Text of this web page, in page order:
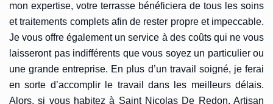
mon expertise, votre terrasse bénéficiera de tous les soins
et traitements complets afin de rester propre et impeccable.
Je vous offre également un service à des coûts qui ne vous
laisseront pas indifférents que vous soyez un particulier ou
une grande entreprise. En plus d’un travail soigné, je ferai
en sorte d’accomplir le travail dans les meilleurs délais.
Alors, si vous habitez à Saint Nicolas De Redon, Artisan